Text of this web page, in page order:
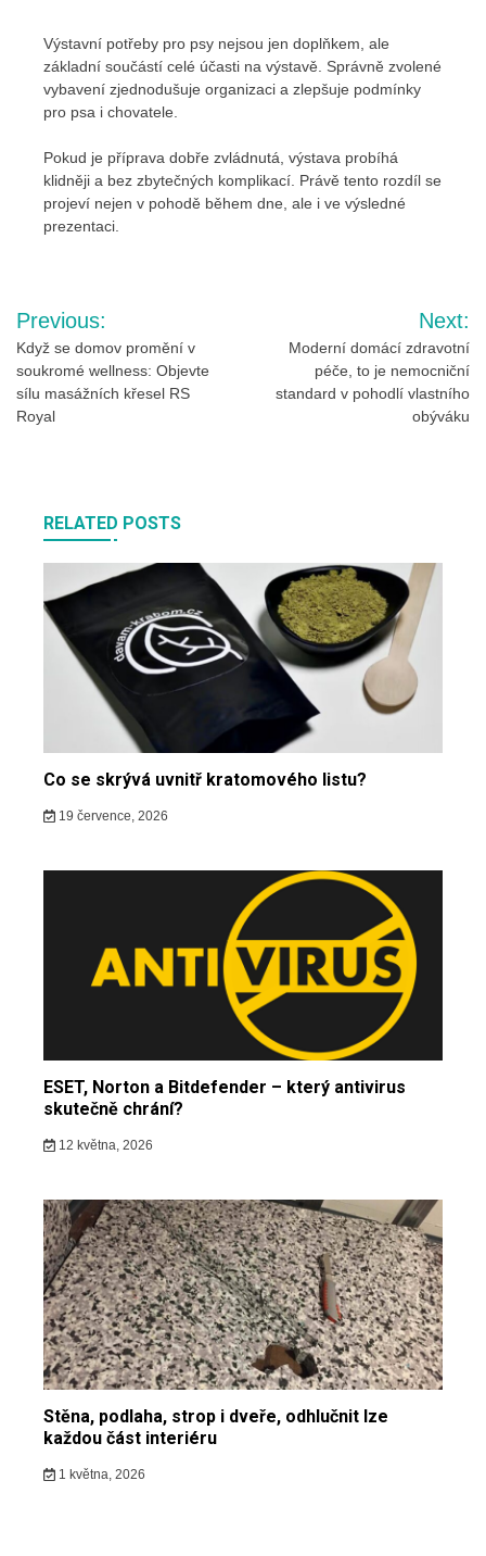
Výstavní potřeby pro psy nejsou jen doplňkem, ale
základní součástí celé účasti na výstavě. Správně zvolené
vybavení zjednodušuje organizaci a zlepšuje podmínky
pro psa i chovatele.
Pokud je příprava dobře zvládnutá, výstava probíhá
klidněji a bez zbytečných komplikací. Právě tento rozdíl se
projeví nejen v pohodě během dne, ale i ve výsledné
prezentaci.
Navigace
pro
příspěvek
Previous:
Když se domov promění v
soukromé wellness: Objevte
sílu masážních křesel RS
Royal
Next:
Moderní domácí zdravotní
péče, to je nemocniční
standard v pohodlí vlastního
obýváku
RELATED POSTS
Co se skrývá uvnitř kratomového listu?
19 července, 2026
ESET, Norton a Bitdefender – který antivirus
skutečně chrání?
12 května, 2026
Stěna, podlaha, strop i dveře, odhlučnit lze
každou část interiéru
1 května, 2026